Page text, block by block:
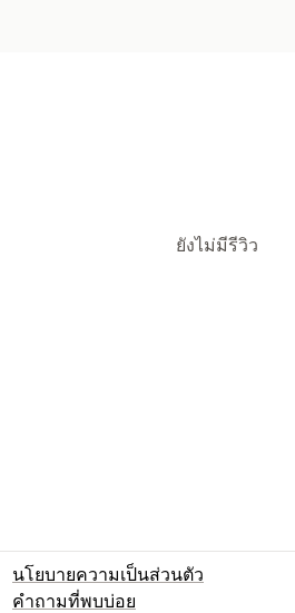
ยังไม่มีรีวิว
นโยบายความเป็นส่วนตัว
คำถามที่พบบ่อย